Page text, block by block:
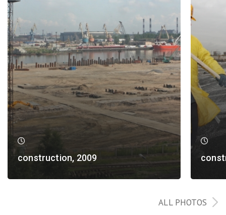
construction, 2009
ALL PHOTOS